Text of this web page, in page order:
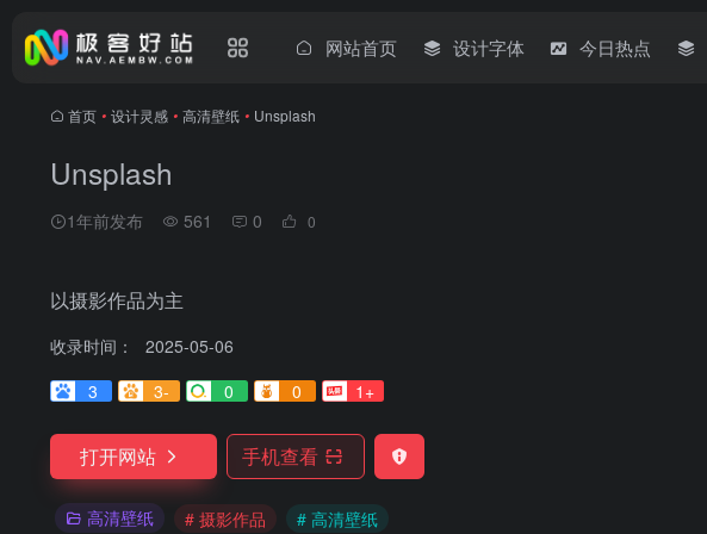
网站首页 设计字体 今日热点
首页 • 设计灵感 • 高清壁纸 • Unsplash
Unsplash
1年前发布 561 0 0
以摄影作品为主
收录时间：
2025-05-06
3
3- 0 0 1+
打开网站 手机查看
高清壁纸 # 摄影作品 # 高清壁纸